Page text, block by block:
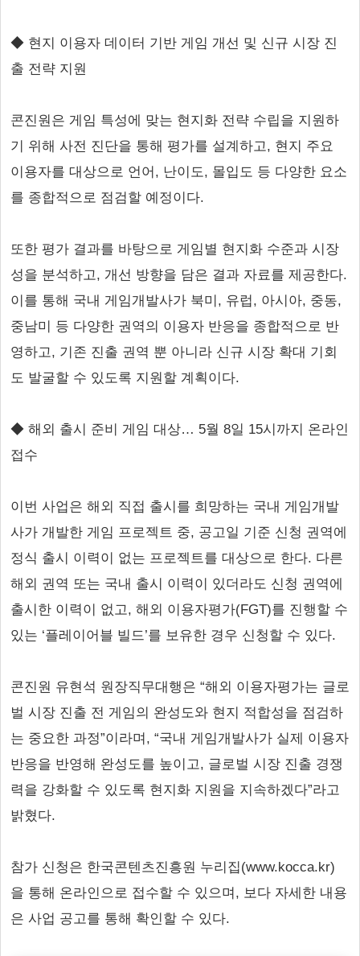
◆ 현지 이용자 데이터 기반 게임 개선 및 신규 시장 진
출 전략 지원
콘진원은 게임 특성에 맞는 현지화 전략 수립을 지원하
기 위해 사전 진단을 통해 평가를 설계하고, 현지 주요
이용자를 대상으로 언어, 난이도, 몰입도 등 다양한 요소
를 종합적으로 점검할 예정이다.
또한 평가 결과를 바탕으로 게임별 현지화 수준과 시장
성을 분석하고, 개선 방향을 담은 결과 자료를 제공한다.
이를 통해 국내 게임개발사가 북미, 유럽, 아시아, 중동,
중남미 등 다양한 권역의 이용자 반응을 종합적으로 반
영하고, 기존 진출 권역 뿐 아니라 신규 시장 확대 기회
도 발굴할 수 있도록 지원할 계획이다.
◆ 해외 출시 준비 게임 대상… 5월 8일 15시까지 온라인
접수
이번 사업은 해외 직접 출시를 희망하는 국내 게임개발
사가 개발한 게임 프로젝트 중, 공고일 기준 신청 권역에
정식 출시 이력이 없는 프로젝트를 대상으로 한다. 다른
해외 권역 또는 국내 출시 이력이 있더라도 신청 권역에
출시한 이력이 없고, 해외 이용자평가(FGT)를 진행할 수
있는 ‘플레이어블 빌드’를 보유한 경우 신청할 수 있다.
콘진원 유현석 원장직무대행은 “해외 이용자평가는 글로
벌 시장 진출 전 게임의 완성도와 현지 적합성을 점검하
는 중요한 과정”이라며, “국내 게임개발사가 실제 이용자
반응을 반영해 완성도를 높이고, 글로벌 시장 진출 경쟁
력을 강화할 수 있도록 현지화 지원을 지속하겠다”라고
밝혔다.
참가 신청은 한국콘텐츠진흥원 누리집(www.kocca.kr)
을 통해 온라인으로 접수할 수 있으며, 보다 자세한 내용
은 사업 공고를 통해 확인할 수 있다.